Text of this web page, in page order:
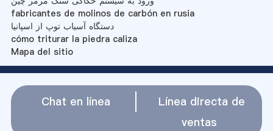
fabricantes de molinos de carbón en rusia
دستگاه آسیاب توپ از اسپانیا
cómo triturar la piedra caliza
Mapa del sitio
Chat en línea
Línea directa de
ventas